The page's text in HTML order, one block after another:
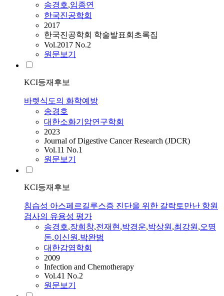
송경호,임종연
한국진공학회
2017
한국진공학회 학술발표회초록집
Vol.2017 No.2
원문보기
KCI등재후보
바렛식도의 화학예방
송경호
대한소화기암연구학회
2023
Journal of Digestive Cancer Research (JDCR)
Vol.11 No.1
원문보기
KCI등재후보
침습성 아스페르길루스증 진단을 위한 갈락토만난 항원
검사의 유용성 평가
송경호,장희창,전재현,박경운,박상원,최강원,오명
돈,이신원,박완범
대한감염학회
2009
Infection and Chemotherapy
Vol.41 No.2
원문보기